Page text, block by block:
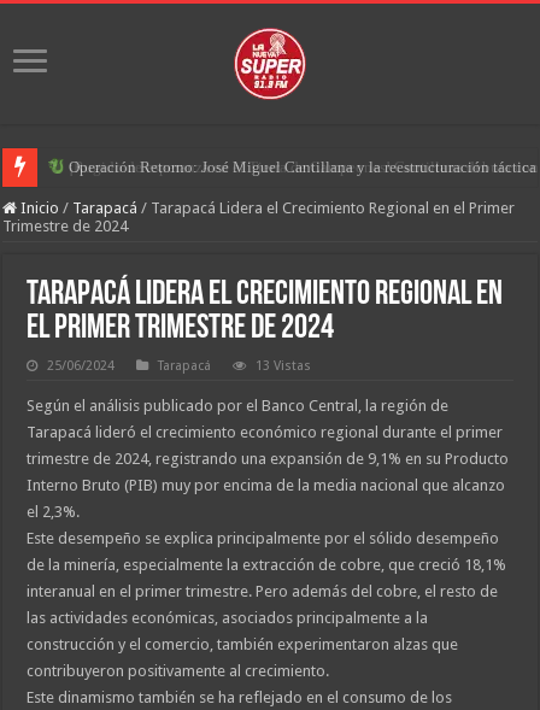
¡Rugido de esperanza en el Tierra de Campeones! Cantillana debuta
Operación Retorno: José Miguel Cantillana y la reestructuración
Inicio / Tarapacá / Tarapacá Lidera el Crecimiento Regional en el Primer
Trimestre de 2024
Tarapacá Lidera el Crecimiento Regional en
el Primer Trimestre de 2024
25/06/2024 Tarapacá 13 Vistas
Según el análisis publicado por el Banco Central, la región de
Tarapacá lideró el crecimiento económico regional durante el primer
trimestre de 2024, registrando una expansión de 9,1% en su Producto
Interno Bruto (PIB) muy por encima de la media nacional que alcanzo
el 2,3%.
Este desempeño se explica principalmente por el sólido desempeño
de la minería, especialmente la extracción de cobre, que creció 18,1%
interanual en el primer trimestre. Pero además del cobre, el resto de
las actividades económicas, asociados principalmente a la
construcción y el comercio, también experimentaron alzas que
contribuyeron positivamente al crecimiento.
Este dinamismo también se ha reflejado en el consumo de los